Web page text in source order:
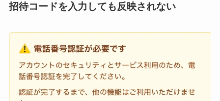
招待コードを入力しても反映されない